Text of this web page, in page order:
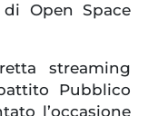
Open Space
streaming
Pubblico
l’occasione